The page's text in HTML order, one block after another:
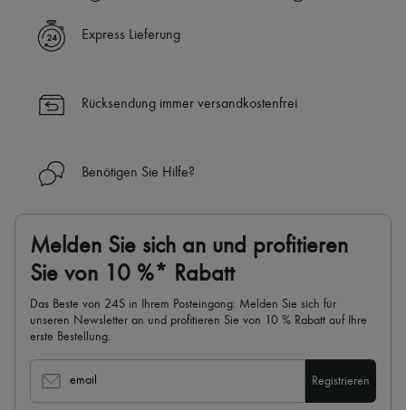
Express Lieferung
Rücksendung immer versandkostenfrei
Benötigen Sie Hilfe?
Melden Sie sich an und profitieren
Sie von 10 %* Rabatt
Das Beste von 24S in Ihrem Posteingang: Melden Sie sich für
unseren Newsletter an und profitieren Sie von 10 % Rabatt auf Ihre
erste Bestellung.
email Registrieren